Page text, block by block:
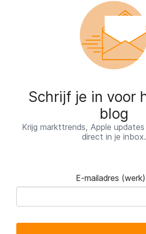
Schrijf je in voor
blog
Krijg markttrends, Apple
direct in je inbox.
E-mailadres (werk)